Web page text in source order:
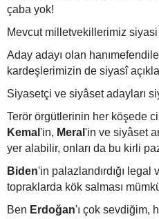
çaba yok!
Mevcut milletvekillerimiz
Aday adayı olan
kardeşlerimizin de siyasî
Siyasetçi ve siyâset adayları
Terör örgütlerinin her köşede
Kemal 'in, Meral 'in ve siyâset
yer alabilir, onları da bu kirli
Biden'in palazlandırdığı
topraklarda kök salması
Ben Erdoğan'ı çok sevdiğim,